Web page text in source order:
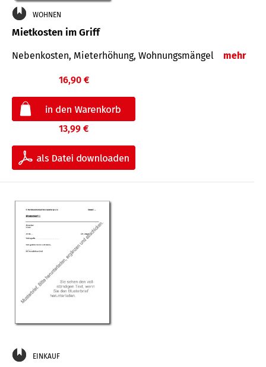
WOHNEN
Mietkosten im Griff
Nebenkosten, Mieterhöhung, Wohnungsmängel mehr
16,90 €
13,99 €
EINKAUF